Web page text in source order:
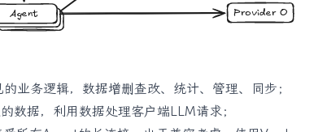
业务逻辑，数据增删查改、统计、管理、同步；
据，利用数据处理客户端LLM请求；